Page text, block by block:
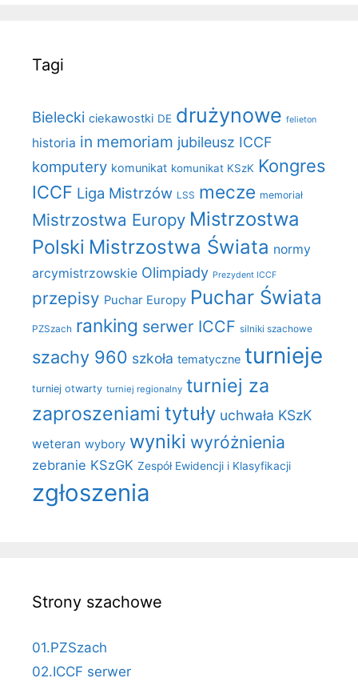
Tagi
Bielecki ciekawostki DE drużynowe felieton
historia in memoriam jubileusz ICCF
komputery komunikat komunikat KSzK Kongres
ICCF Liga Mistrzów LSS mecze memoriał
Mistrzostwa Europy Mistrzostwa
Polski Mistrzostwa Świata normy
arcymistrzowskie Olimpiady Prezydent ICCF
przepisy Puchar Europy Puchar Świata
PZSzach ranking serwer ICCF silniki szachowe
szachy 960 szkoła tematyczne turnieje
turniej otwarty turniej regionalny turniej za
zaproszeniami tytuły uchwała KSzK
weteran wybory wyniki wyróżnienia
zebranie KSzGK Zespół Ewidencji i Klasyfikacji
zgłoszenia
Strony szachowe
01.PZSzach
02.ICCF serwer